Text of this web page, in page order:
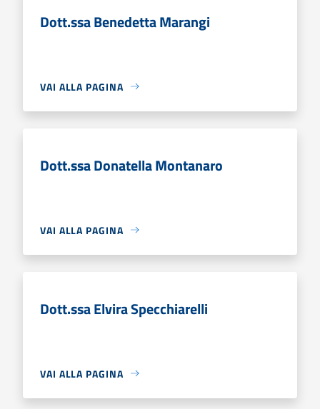
Dott.ssa Benedetta Marangi
VAI ALLA PAGINA
Dott.ssa Donatella Montanaro
VAI ALLA PAGINA
Dott.ssa Elvira Specchiarelli
VAI ALLA PAGINA